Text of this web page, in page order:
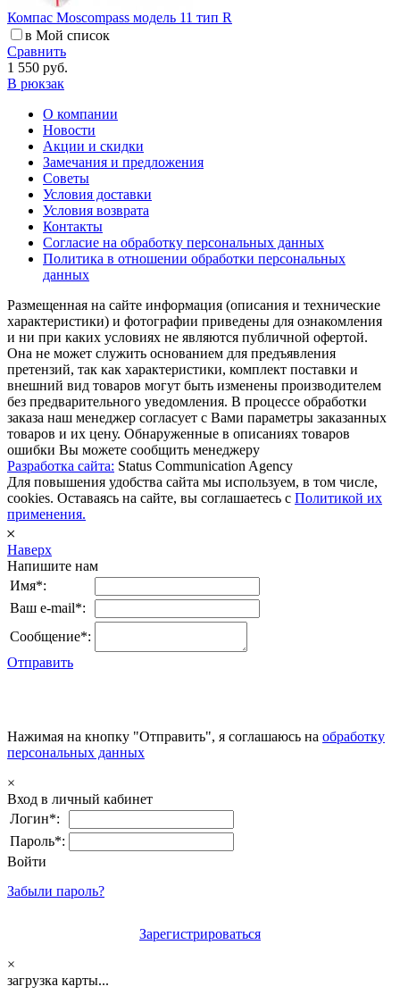
Компас Moscompass модель 11 тип R
в Мой список
Сравнить
1 550 руб.
В рюкзак
О компании
Новости
Акции и скидки
Замечания и предложения
Советы
Условия доставки
Условия возврата
Контакты
Согласие на обработку персональных данных
Политика в отношении обработки персональных
данных
Размещенная на сайте информация (описания и технические
характеристики) и фотографии приведены для ознакомления
и ни при каких условиях не являются публичной офертой.
Она не может служить основанием для предъявления
претензий, так как характеристики, комплект поставки и
внешний вид товаров могут быть изменены производителем
без предварительного уведомления. В процессе обработки
заказа наш менеджер согласует с Вами параметры заказанных
товаров и их цену. Обнаруженные в описаниях товаров
ошибки Вы можете сообщить менеджеру
Разработка сайта: Status Communication Agency
Для повышения удобства сайта мы используем, в том числе,
cookies. Оставаясь на сайте, вы соглашаетесь с Политикой их
применения.
𐄂
Наверх
Напишите нам
Имя*:
Ваш e-mail*:
Сообщение*:
Отправить
Нажимая на кнопку "Отправить", я соглашаюсь на обработку
персональных данных
×
Вход в личный кабинет
Логин*:
Пароль*:
Войти
Забыли пароль?
Зарегистрироваться
×
загрузка карты...